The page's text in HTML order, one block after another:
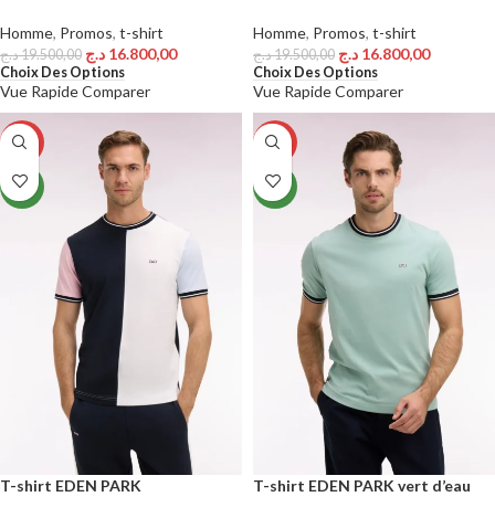
Homme, Promos, t-shirt
19.500,00د.ج 16.800,00 د.ج
Choix Des Options
Vue RapideComparer
Homme, Promos, t-shirt
19.500,00د.ج 16.800,00 د.ج
Choix Des Options
Vue RapideComparer
-15%
NEW
T-shirt EDEN PARK
-15%
NEW
T-shirt EDEN PARK vert d’eau